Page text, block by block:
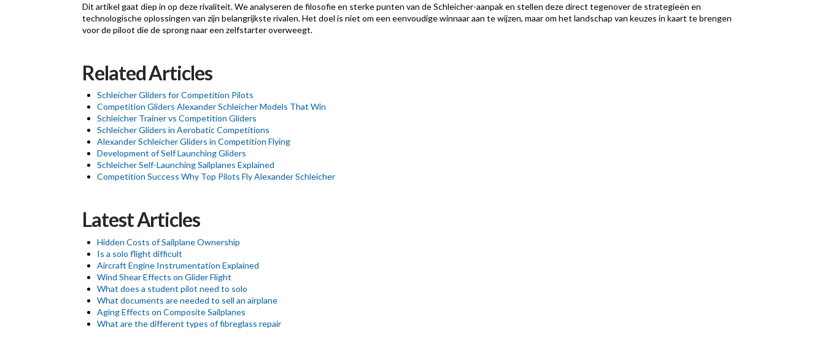
Dit artikel gaat diep in op deze rivaliteit. We analyseren de filosofie en sterke punten van de Schleicher-aanpak en stellen deze direct tegenover de strategieën en
technologische oplossingen van zijn belangrijkste rivalen. Het doel is niet om een eenvoudige winnaar aan te wijzen, maar om het landschap van keuzes in kaart te brengen
voor de piloot die de sprong naar een zelfstarter overweegt.
Related Articles
Schleicher Gliders for Competition Pilots
Competition Gliders Alexander Schleicher Models That Win
Schleicher Trainer vs Competition Gliders
Schleicher Gliders in Aerobatic Competitions
Alexander Schleicher Gliders in Competition Flying
Development of Self Launching Gliders
Schleicher Self-Launching Sailplanes Explained
Competition Success Why Top Pilots Fly Alexander Schleicher
Latest Articles
Hidden Costs of Sailplane Ownership
Is a solo flight difficult
Aircraft Engine Instrumentation Explained
Wind Shear Effects on Glider Flight
What does a student pilot need to solo
What documents are needed to sell an airplane
Aging Effects on Composite Sailplanes
What are the different types of fibreglass repair